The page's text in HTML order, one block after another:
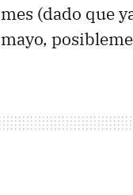
mes (dado que
mayo,